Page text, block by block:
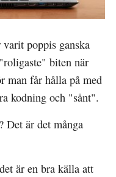
poppis ganska
biten när
man får hålla på med
kodning och "sånt".
Det är det många
är en bra källa att